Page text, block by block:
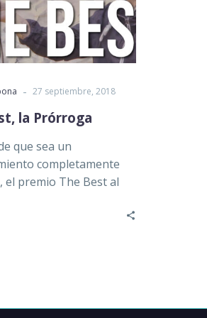
- 27 septiembre, 2018
la Prórroga
que sea un
completamente
el premio The Best al